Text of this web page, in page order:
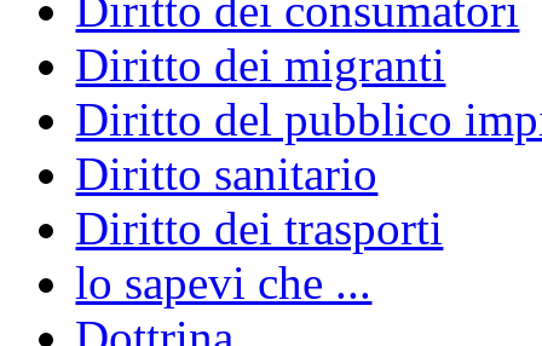
Diritto dei consumatori
Diritto dei migranti
Diritto del pubblico
Diritto sanitario
Diritto dei trasporti
lo sapevi che ...